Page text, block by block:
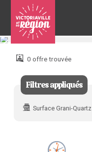
Pour
joindre 0 offre trouvée
Filtres appliqués
Surface Grani-Quartz